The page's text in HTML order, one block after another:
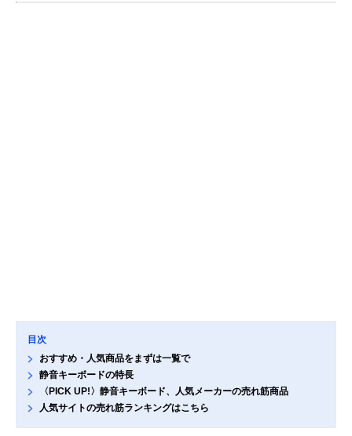
目次
おすすめ・人気商品をまずは一覧で
静音キーボードの特長
〈PICK UP!〉静音キーボード、人気メーカーの売れ筋商品
人気サイトの売れ筋ランキングはこちら